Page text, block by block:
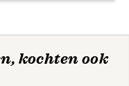
kochten ook